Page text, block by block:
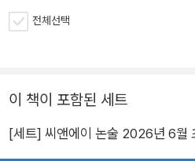
전체선택
이 책이 포함된 세트
[세트] 씨앤에이 논술 2026년 6월